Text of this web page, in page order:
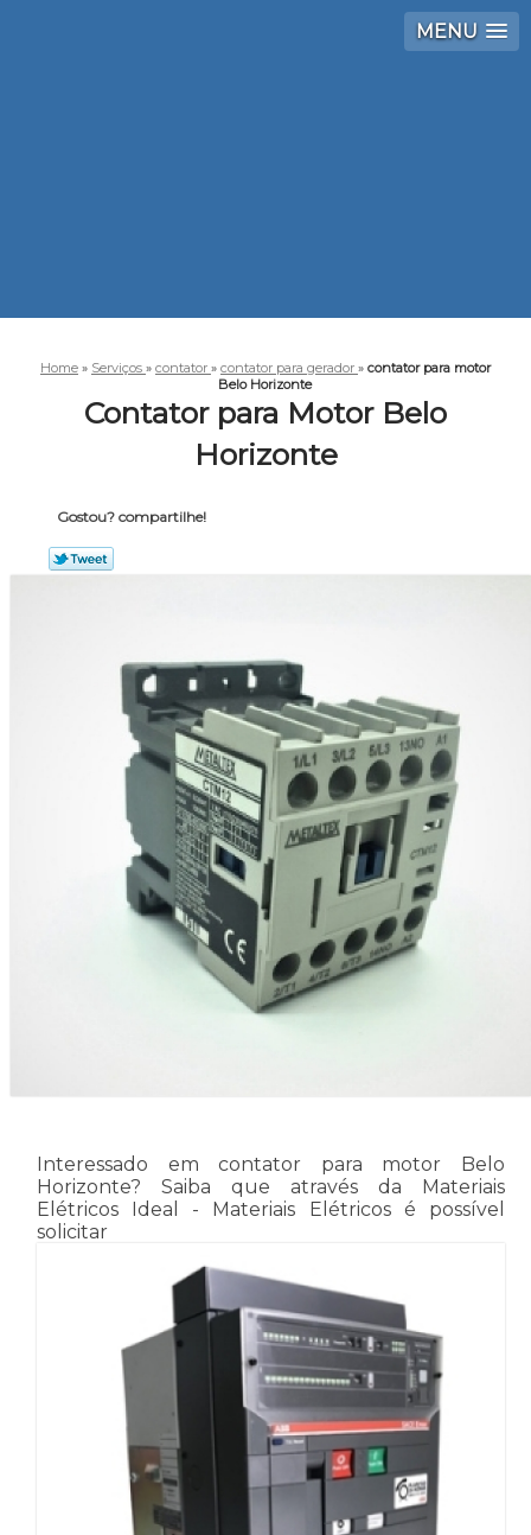
MENU
Home » Serviços » contator » contator para gerador » contator para motor
Belo Horizonte
Contator para Motor Belo
Horizonte
Gostou? compartilhe!
Interessado em contator para motor Belo
Horizonte? Saiba que através da Materiais
Elétricos Ideal - Materiais Elétricos é possível
solicitar